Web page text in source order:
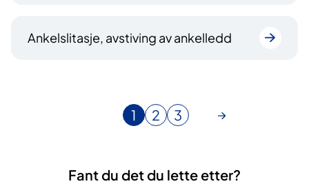
Ankelslitasje, avstiving av ankelledd
N
æ
1
G
i
2
G
i
3
Fant du det du lette etter?